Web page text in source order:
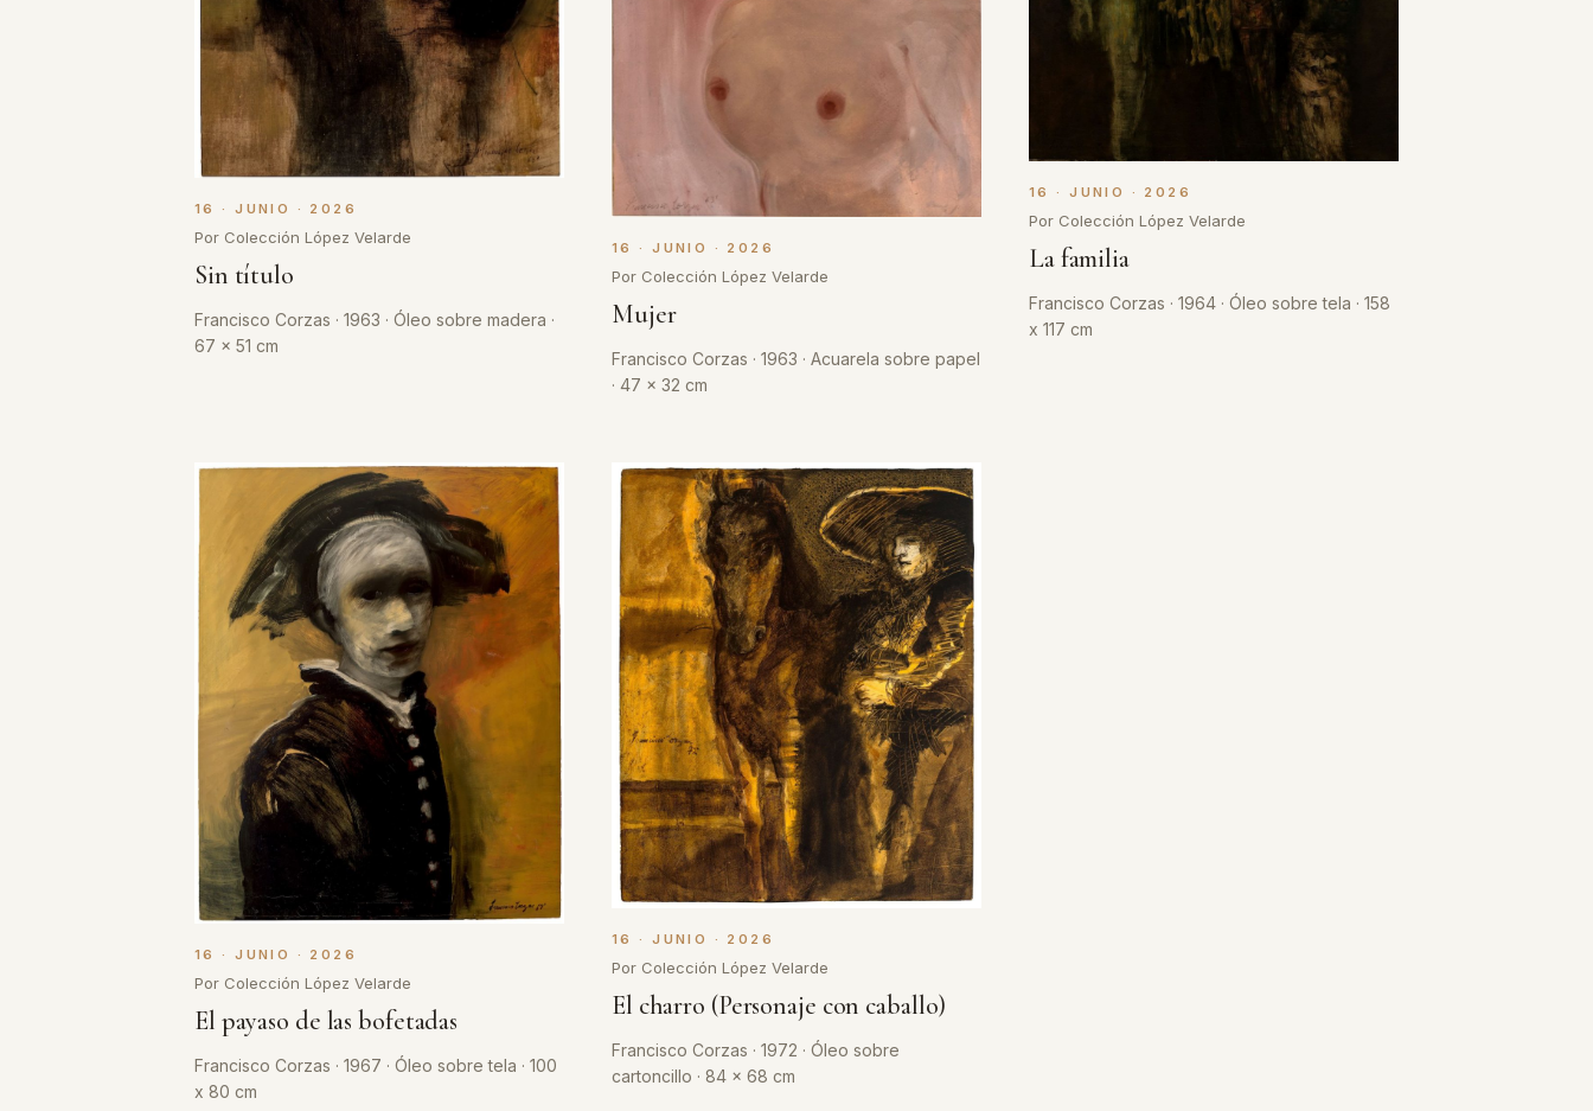
16 · JUNIO · 2026
Por Colección López Velarde
Sin título
Francisco Corzas · 1963 · Óleo sobre madera ·
67 x 51 cm
16 · JUNIO · 2026
Por Colección López Velarde
Mujer
Francisco Corzas · 1963 · Acuarela sobre papel
· 47 x 32 cm
16 · JUNIO · 2026
Por Colección López Velarde
La familia
Francisco Corzas · 1964 · Óleo sobre tela · 158
x 117 cm
16 · JUNIO · 2026
Por Colección López Velarde
El payaso de las bofetadas
Francisco Corzas · 1967 · Óleo sobre tela · 100
x 80 cm
16 · JUNIO · 2026
Por Colección López Velarde
El charro (Personaje con caballo)
Francisco Corzas · 1972 · Óleo sobre
cartoncillo · 84 x 68 cm